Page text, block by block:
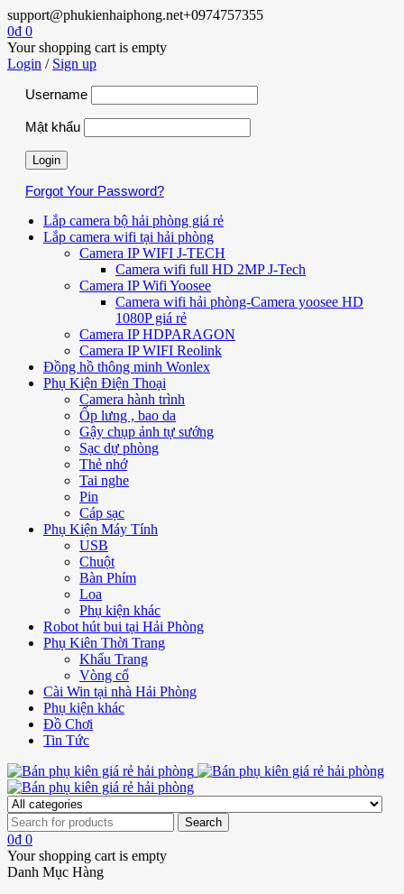
support@phukienhaiphong.net+0974757355
0₫ 0
Your shopping cart is empty
Login / Sign up
Username
Mật khẩu
Forgot Your Password?
Lắp camera bộ hải phòng giá rẻ
Lắp camera wifi tại hải phòng
Camera IP WIFI J-TECH
Camera wifi full HD 2MP J-Tech
Camera IP Wifi Yoosee
Camera wifi hải phòng-Camera yoosee HD
1080P giá rẻ
Camera IP HDPARAGON
Camera IP WIFI Reolink
Đồng hồ thông minh Wonlex
Phụ Kiện Điện Thoại
Camera hành trình
Ốp lưng , bao da
Gậy chụp ảnh tự sướng
Sạc dự phòng
Thẻ nhớ
Tai nghe
Pin
Cáp sạc
Phụ Kiện Máy Tính
USB
Chuột
Bàn Phím
Loa
Phụ kiện khác
Robot hút bui tại Hải Phòng
Phụ Kiên Thời Trang
Khẩu Trang
Vòng cổ
Cài Win tại nhà Hải Phòng
Phụ kiện khác
Đồ Chơi
Tin Tức
0₫ 0
Your shopping cart is empty
Danh Mục Hàng